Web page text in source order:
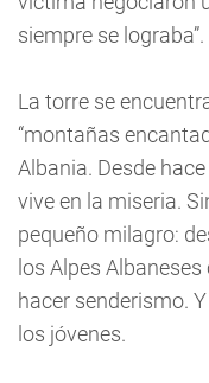
siempre se lograba”.
La torre se
“montañas
Albania. Desde
vive en la miseria.
pequeño milagro:
los Alpes
hacer senderismo.
los jóvenes.